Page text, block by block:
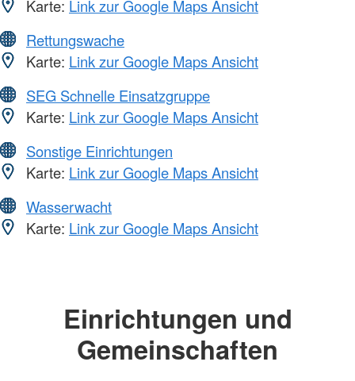
Karte: Link zur Google Maps Ansicht
Rettungswache
Karte: Link zur Google Maps Ansicht
SEG Schnelle Einsatzgruppe
Karte: Link zur Google Maps Ansicht
Sonstige Einrichtungen
Karte: Link zur Google Maps Ansicht
Wasserwacht
Karte: Link zur Google Maps Ansicht
Einrichtungen und
Gemeinschaften